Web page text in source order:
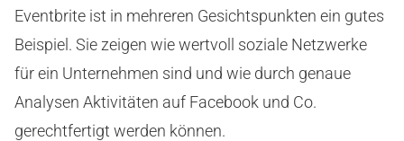
Eventbrite ist in mehreren Gesichtspunkten ein gutes
Beispiel. Sie zeigen wie wertvoll soziale Netzwerke
für ein Unternehmen sind und wie durch genaue
Analysen Aktivitäten auf Facebook und Co.
gerechtfertigt werden können.